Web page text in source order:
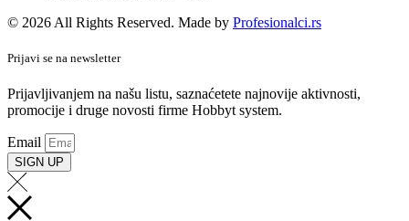
© 2026 All Rights Reserved. Made by Profesionalci.rs
Prijavi se na newsletter
Prijavljivanjem na našu listu, saznaćetete najnovije aktivnosti,
promocije i druge novosti firme Hobbyt system.
Email
SIGN UP